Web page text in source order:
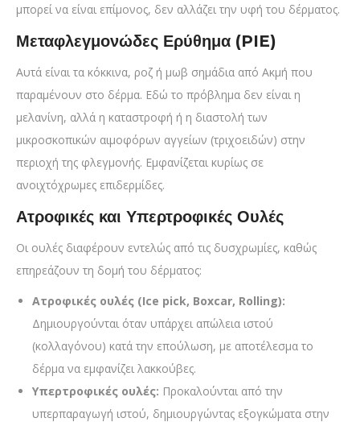
μπορεί να είναι επίμονος, δεν αλλάζει την υφή του δέρματος.
Μεταφλεγμονώδες Ερύθημα (PIE)
Αυτά είναι τα κόκκινα, ροζ ή μωβ σημάδια από Ακμή που
παραμένουν στο δέρμα. Εδώ το πρόβλημα δεν είναι η
μελανίνη, αλλά η καταστροφή ή η διαστολή των
μικροσκοπικών αιμοφόρων αγγείων (τριχοειδών) στην
περιοχή της φλεγμονής. Εμφανίζεται κυρίως σε
ανοιχτόχρωμες επιδερμίδες.
Ατροφικές και Υπερτροφικές Ουλές
Οι ουλές διαφέρουν εντελώς από τις δυσχρωμίες, καθώς
επηρεάζουν τη δομή του δέρματος:
Ατροφικές ουλές (Ice pick, Boxcar, Rolling):
Δημιουργούνται όταν υπάρχει απώλεια ιστού
(κολλαγόνου) κατά την επούλωση, με αποτέλεσμα το
δέρμα να εμφανίζει λακκούβες.
Υπερτροφικές ουλές: Προκαλούνται από την
υπερπαραγωγή ιστού, δημιουργώντας εξογκώματα στην